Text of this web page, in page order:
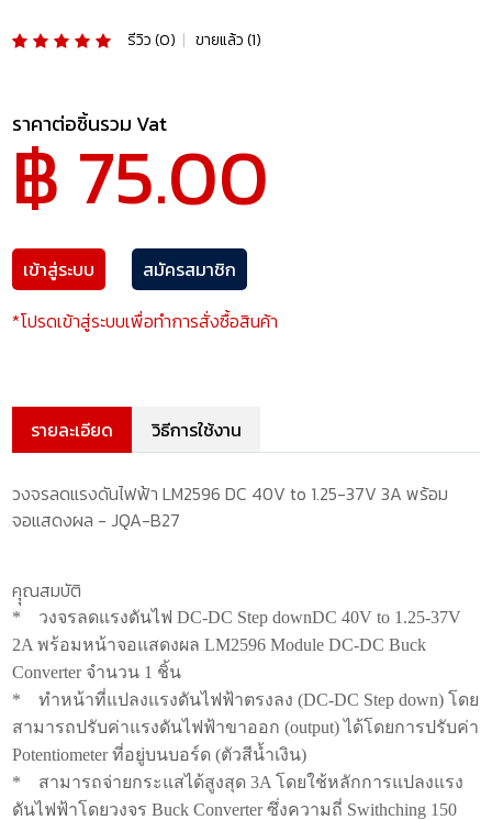
รีวิว (0) | ขายแล้ว (1)
ราคาต่อชิ้นรวม Vat
฿ 75.00
เข้าสู่ระบบ
สมัครสมาชิก
*โปรดเข้าสู่ระบบเพื่อทำการสั่งซื้อสินค้า
รายละเอียด วิธีการใช้งาน
วงจรลดแรงดันไฟฟ้า LM2596 DC 40V to 1.25-37V 3A พร้อม
จอแสดงผล - JQA-B27
คุุณสมบัติ
*
วงจรลดแรงดันไฟ DC-DC Step downDC 40V to 1.25-37V
2A พร้อมหน้าจอแสดงผล LM2596 Module DC-DC Buck
Converter จำนวน 1 ชิ้น
*
ทำหน้าที่แปลงแรงดันไฟฟ้าตรงลง (DC-DC Step down) โดย
สามารถปรับค่าแรงดันไฟฟ้าขาออก (output) ได้โดยการปรับค่า
Potentiometer ที่อยู่บนบอร์ด (ตัวสีน้ำเงิน)
*
สามารถจ่ายกระแสได้สูงสุด 3A โดยใช้หลักการแปลงแรง
ดันไฟฟ้าโดยวงจร Buck Converter ซึ่งความถี่ Swithching 150